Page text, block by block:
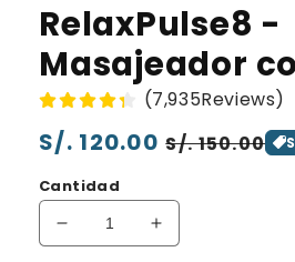
RelaxPulse8 -
Masajeador
(7,935Reviews)
Precio
habitual
S/. 120.00 Precio
oferta
S/. 150.00
Cantidad
Reducir
Aumentar